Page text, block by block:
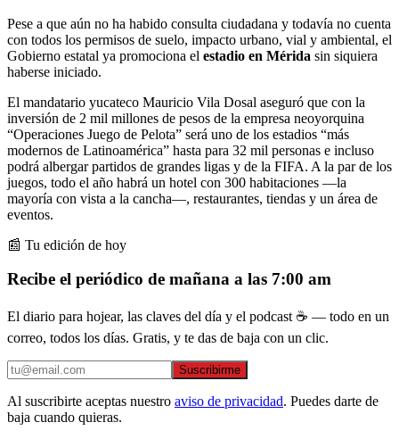
Pese a que aún no ha habido consulta ciudadana y todavía no cuenta
con todos los permisos de suelo, impacto urbano, vial y ambiental, el
Gobierno estatal ya promociona el estadio en Mérida sin siquiera
haberse iniciado.
El mandatario yucateco Mauricio Vila Dosal aseguró que con la
inversión de 2 mil millones de pesos de la empresa neoyorquina
“Operaciones Juego de Pelota” será uno de los estadios “más
modernos de Latinoamérica” hasta para 32 mil personas e incluso
podrá albergar partidos de grandes ligas y de la FIFA. A la par de los
juegos, todo el año habrá un hotel con 300 habitaciones —la
mayoría con vista a la cancha—, restaurantes, tiendas y un área de
eventos.
📰 Tu edición de hoy
Recibe el periódico de mañana a las 7:00 am
El diario para hojear, las claves del día y el podcast ☕ — todo en un
correo, todos los días. Gratis, y te das de baja con un clic.
Suscribirme
Al suscribirte aceptas nuestro aviso de privacidad. Puedes darte de
baja cuando quieras.